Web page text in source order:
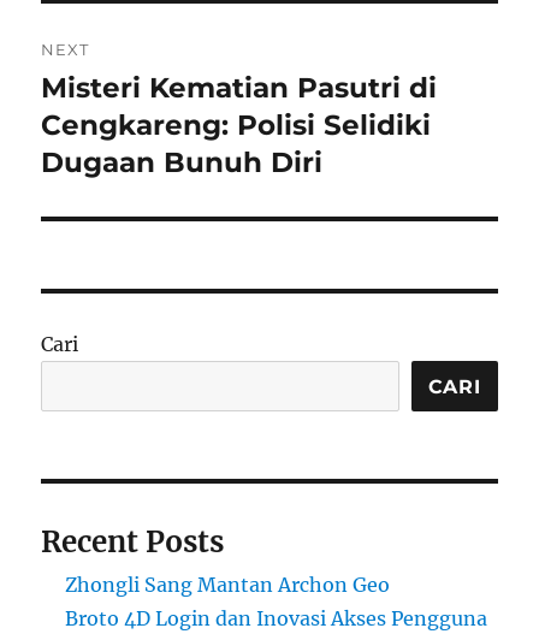
NEXT
Next
post:
Misteri Kematian Pasutri di
Cengkareng: Polisi Selidiki
Dugaan Bunuh Diri
Cari
CARI
Recent Posts
Zhongli Sang Mantan Archon Geo
Broto 4D Login dan Inovasi Akses Pengguna